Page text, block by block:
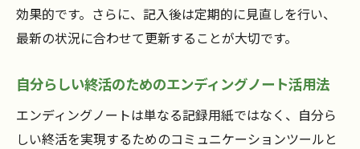
効果的です。さらに、記入後は定期的に見直しを行い、
最新の状況に合わせて更新することが大切です。
自分らしい終活のためのエンディングノート活用法
エンディングノートは単なる記録用紙ではなく、自分ら
しい終活を実現するためのコミュニケーションツールと